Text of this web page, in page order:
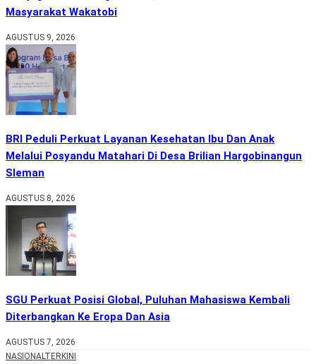
Masyarakat Wakatobi
AGUSTUS 9, 2026
BRI Peduli Perkuat Layanan Kesehatan Ibu Dan Anak
Melalui Posyandu Matahari Di Desa Brilian Hargobinangun
Sleman
AGUSTUS 8, 2026
SGU Perkuat Posisi Global, Puluhan Mahasiswa Kembali
Diterbangkan Ke Eropa Dan Asia
AGUSTUS 7, 2026
NASIONALTERKINI